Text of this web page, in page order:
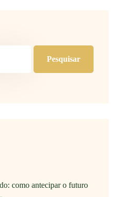
Pesquisar
como antecipar o futuro